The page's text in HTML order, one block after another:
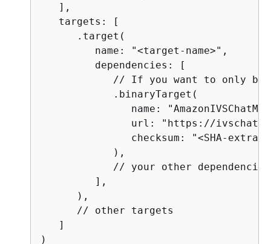
   ],
   targets: [
      .target(
         name: "<target-name>",
         dependencies: [
// If you want to only
            .binaryTarget(
name:
url: "https://
checksum: "<SHA-
            ),
            // your other dependencies
         ],
      ),
      // other targets
   ]
)